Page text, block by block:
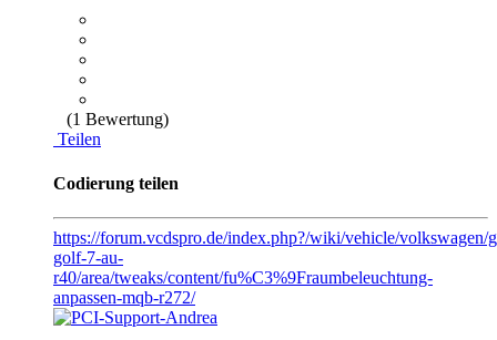
(1 Bewertung)
Teilen
Codierung teilen
https://forum.vcdspro.de/index.php?/wiki/vehicle/volkswagen/
golf-7-au-
r40/area/tweaks/content/fu%C3%9Fraumbeleuchtung-
anpassen-mqb-r272/